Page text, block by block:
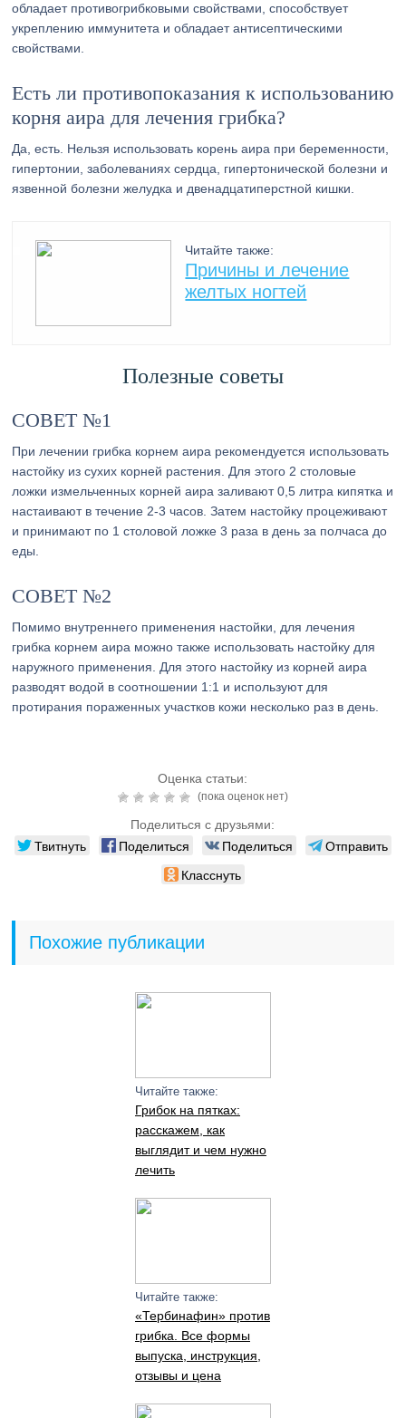
обладает противогрибковыми свойствами, способствует
укреплению иммунитета и обладает антисептическими
свойствами.
Есть ли противопоказания к использованию
корня аира для лечения грибка?
Да, есть. Нельзя использовать корень аира при беременности,
гипертонии, заболеваниях сердца, гипертонической болезни и
язвенной болезни желудка и двенадцатиперстной кишки.
Читайте также:
Причины и лечение
желтых ногтей
Полезные советы
СОВЕТ №1
При лечении грибка корнем аира рекомендуется использовать
настойку из сухих корней растения. Для этого 2 столовые
ложки измельченных корней аира заливают 0,5 литра кипятка и
настаивают в течение 2-3 часов. Затем настойку процеживают
и принимают по 1 столовой ложке 3 раза в день за полчаса до
еды.
СОВЕТ №2
Помимо внутреннего применения настойки, для лечения
грибка корнем аира можно также использовать настойку для
наружного применения. Для этого настойку из корней аира
разводят водой в соотношении 1:1 и используют для
протирания пораженных участков кожи несколько раз в день.
Оценка статьи:
(пока оценок нет)
Поделиться с друзьями:
Твитнуть Поделиться Поделиться
Отправить
Класснуть
Похожие публикации
Читайте также:
Грибок на пятках:
расскажем, как
выглядит и чем нужно
лечить
Читайте также:
«Тербинафин» против
грибка. Все формы
выпуска, инструкция,
отзывы и цена